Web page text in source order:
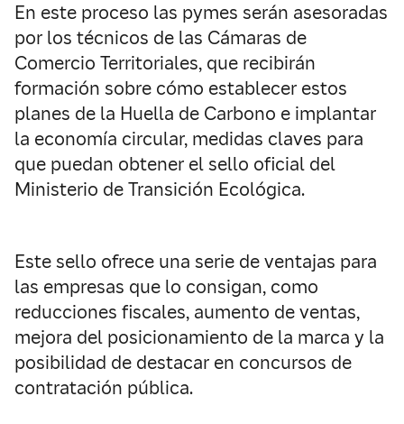
En este proceso las pymes serán asesoradas
por los técnicos de las Cámaras de
Comercio Territoriales, que recibirán
formación sobre cómo establecer estos
planes de la Huella de Carbono e implantar
la economía circular, medidas claves para
que puedan obtener el sello oficial del
Ministerio de Transición Ecológica.
Este sello ofrece una serie de ventajas para
las empresas que lo consigan, como
reducciones fiscales, aumento de ventas,
mejora del posicionamiento de la marca y la
posibilidad de destacar en concursos de
contratación pública.